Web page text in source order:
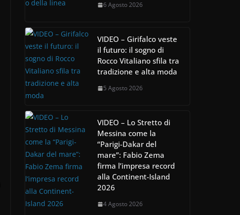
6 Agosto 2026
VIDEO – Girifalco veste
il futuro: il sogno di
Rocco Vitaliano sfila tra
tradizione e alta moda
5 Agosto 2026
VIDEO – Lo Stretto di
Messina come la
“Parigi-Dakar del
mare”: Fabio Zema
firma l’impresa record
alla Continent-Island
2026
4 Agosto 2026